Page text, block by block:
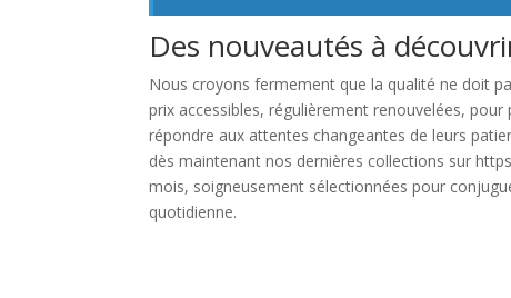
Des nouveautés à
Nous croyons fermement que la qualité ne doit
prix accessibles, régulièrement renouvelées,
répondre aux attentes changeantes de leurs
dès maintenant nos dernières collections sur
mois, soigneusement sélectionnées pour
quotidienne.